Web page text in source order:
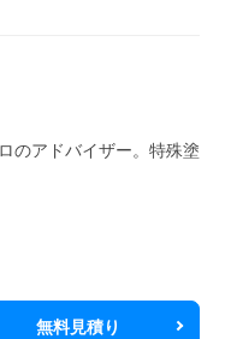
のアドバイザー。特殊塗
無料見積り